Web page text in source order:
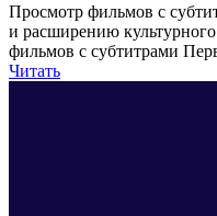
Просмотр фильмов с
и расширению
фильмов с субтитрами
Читать